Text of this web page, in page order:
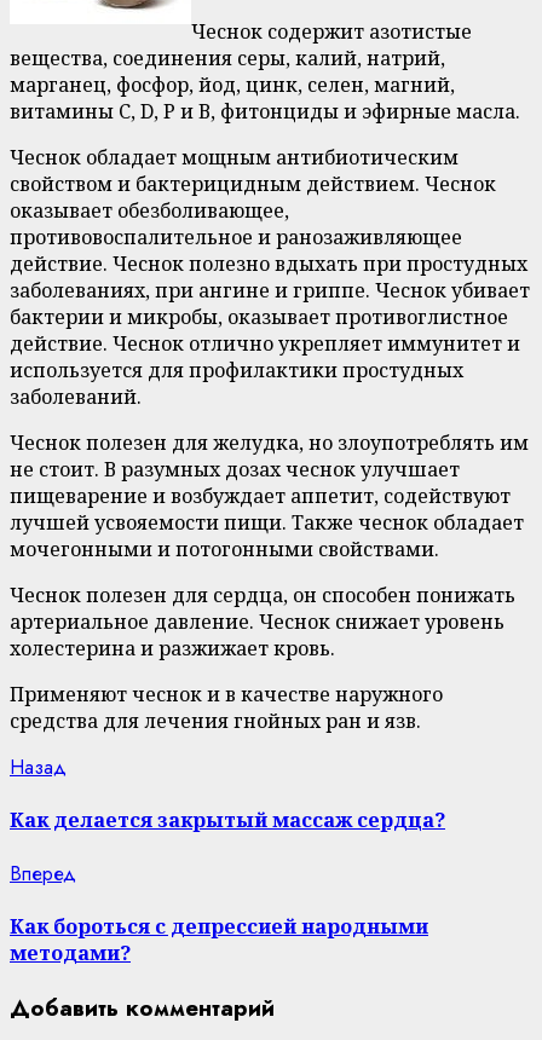
Чеснок содержит азотистые
вещества, соединения серы, калий, натрий,
марганец, фосфор, йод, цинк, селен, магний,
витамины С, D, Р и В, фитонциды и эфирные масла.
Чеснок обладает мощным антибиотическим
свойством и бактерицидным действием. Чеснок
оказывает обезболивающее,
противовоспалительное и ранозаживляющее
действие. Чеснок полезно вдыхать при простудных
заболеваниях, при ангине и гриппе. Чеснок убивает
бактерии и микробы, оказывает противоглистное
действие. Чеснок отлично укрепляет иммунитет и
используется для профилактики простудных
заболеваний.
Чеснок полезен для желудка, но злоупотреблять им
не стоит. В разумных дозах чеснок улучшает
пищеварение и возбуждает аппетит, содействуют
лучшей усвояемости пищи. Также чеснок обладает
мочегонными и потогонными свойствами.
Чеснок полезен для сердца, он способен понижать
артериальное давление. Чеснок снижает уровень
холестерина и разжижает кровь.
Применяют чеснок и в качестве наружного
средства для лечения гнойных ран и язв.
Continue
Reading
Назад
Как делается закрытый массаж сердца?
Вперед
Как бороться с депрессией народными
методами?
Добавить комментарий